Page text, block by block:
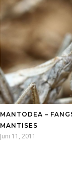
MANTODEA –
MANTISES
Juni 11, 2011